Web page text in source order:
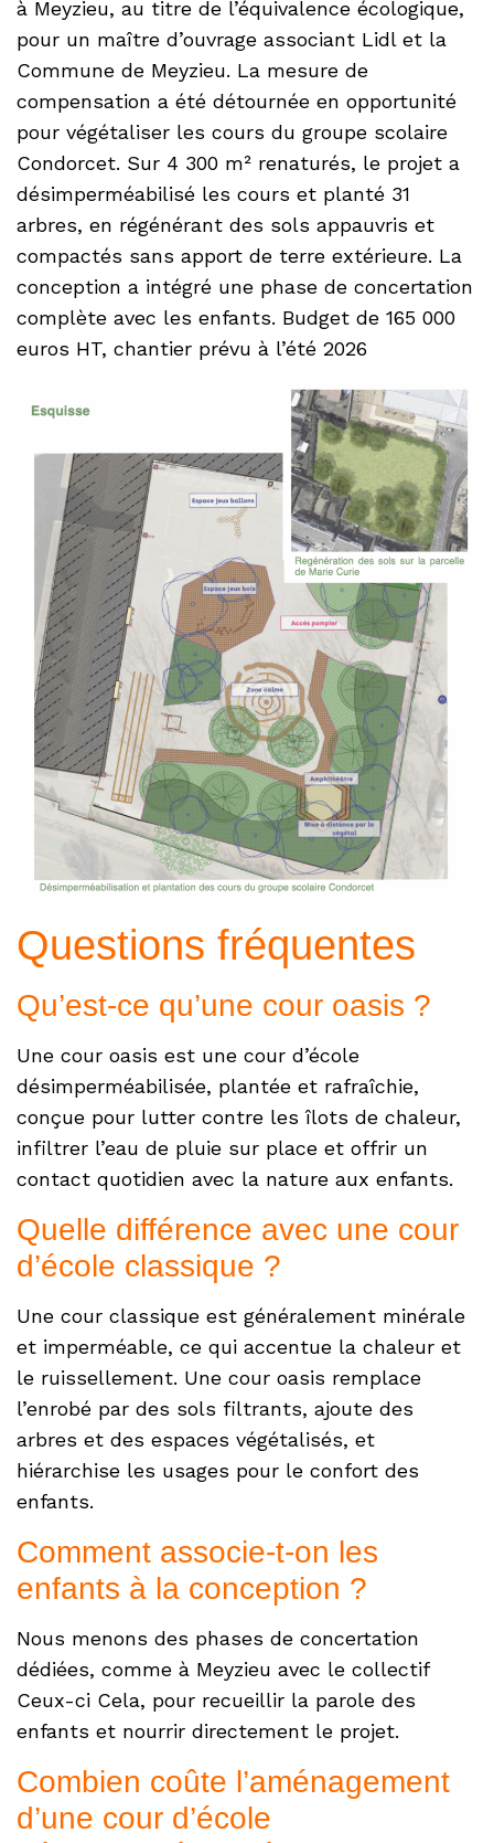
à Meyzieu, au titre de l’équivalence écologique,
pour un maître d’ouvrage associant Lidl et la
Commune de Meyzieu. La mesure de
compensation a été détournée en opportunité
pour végétaliser les cours du groupe scolaire
Condorcet. Sur 4 300 m² renaturés, le projet a
désimperméabilisé les cours et planté 31
arbres, en régénérant des sols appauvris et
compactés sans apport de terre extérieure. La
conception a intégré une phase de concertation
complète avec les enfants. Budget de 165 000
euros HT, chantier prévu à l’été 2026
Questions fréquentes
Qu’est-ce qu’une cour oasis ?
Une cour oasis est une cour d’école
désimperméabilisée, plantée et rafraîchie,
conçue pour lutter contre les îlots de chaleur,
infiltrer l’eau de pluie sur place et offrir un
contact quotidien avec la nature aux enfants.
Quelle différence avec une cour
d’école classique ?
Une cour classique est généralement minérale
et imperméable, ce qui accentue la chaleur et
le ruissellement. Une cour oasis remplace
l’enrobé par des sols filtrants, ajoute des
arbres et des espaces végétalisés, et
hiérarchise les usages pour le confort des
enfants.
Comment associe-t-on les
enfants à la conception ?
Nous menons des phases de concertation
dédiées, comme à Meyzieu avec le collectif
Ceux-ci Cela, pour recueillir la parole des
enfants et nourrir directement le projet.
Combien coûte l’aménagement
d’une cour d’école